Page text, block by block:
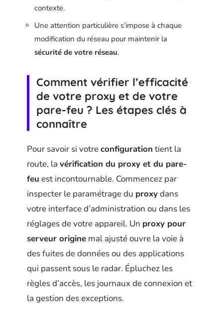
contexte.
Une attention particulière s’impose à chaque
modification du réseau pour maintenir la
sécurité de votre réseau.
Comment vérifier l’efficacité
de votre proxy et de votre
pare-feu ? Les étapes clés à
connaître
Pour savoir si votreconfiguration tient la
route, la vérification du proxy et du pare-
feu est incontournable. Commencez par
inspecter le paramétrage du proxydans
votre interface d’administration ou dans les
réglages de votre appareil. Un proxy pour
serveur origine mal ajusté ouvre la voie à
des fuites de données ou des applications
qui passent sous le radar. Épluchez les
règles d’accès, les journaux de connexion et
la gestion des exceptions.